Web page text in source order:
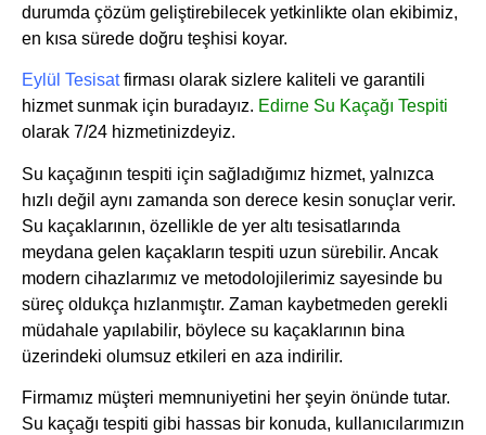
durumda çözüm geliştirebilecek yetkinlikte olan ekibimiz,
en kısa sürede doğru teşhisi koyar.
Eylül Tesisatfirması olarak sizlere kaliteli ve garantili
hizmet sunmak için buradayız. Edirne Su Kaçağı Tespiti
olarak 7/24 hizmetinizdeyiz.
Su kaçağının tespiti için sağladığımız hizmet, yalnızca
hızlı değil aynı zamanda son derece kesin sonuçlar verir.
Su kaçaklarının, özellikle de yer altı tesisatlarında
meydana gelen kaçakların tespiti uzun sürebilir. Ancak
modern cihazlarımız ve metodolojilerimiz sayesinde bu
süreç oldukça hızlanmıştır. Zaman kaybetmeden gerekli
müdahale yapılabilir, böylece su kaçaklarının bina
üzerindeki olumsuz etkileri en aza indirilir.
Firmamız müşteri memnuniyetini her şeyin önünde tutar.
Su kaçağı tespiti gibi hassas bir konuda, kullanıcılarımızın